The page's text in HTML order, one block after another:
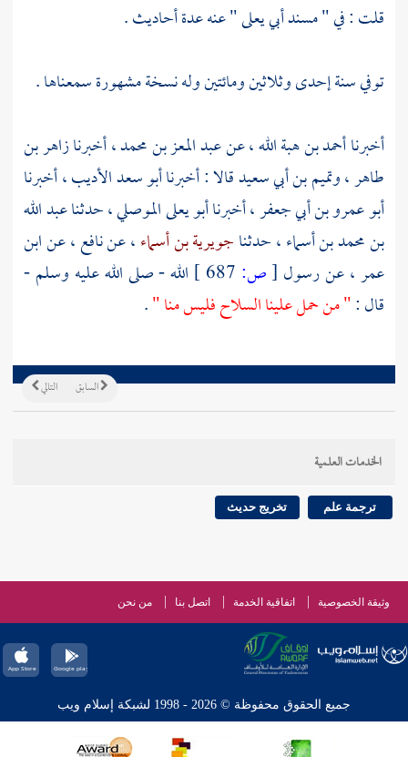
قلت : في " مسندأبي يعلى" عنه عدة أحاديث .
توفي سنة إحدى وثلاثين ومائتين وله نسخة مشهورة سمعناها .
أخبرناأحمد بن هبة الله، عنعبد المعز بن محمد، أخبرنازاهر بن
طاهر،وتميم بن أبي سعيدقالا : أخبرناأبو سعد الأديب، أخبرنا
أبو عمرو بن أبي جعفر، أخبرناأبو يعلى الموصلي، حدثناعبد الله
بن محمد بن أسماء، حدثناجويرية بن أسماء، عننافع، عنابن
عمر، عن رسول [ص:
الله - صلى الله عليه وسلم -
قال :" من حمل علينا السلاح فليس منا ".
التالي السابق
الخدمات العلمية
ترجمة علم تخريج حديث
وثيقة الخصوصية اتفاقية الخدمة اتصل بنا من نحن
جميع الحقوق محفوظة © 2026 - 1998 لشبكة إسلام ويب